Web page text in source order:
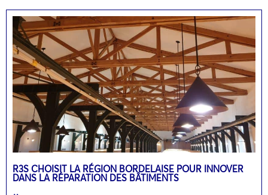
R3S CHOISIT LA RÉGION BORDELAISE POUR INNOVER
DANS LA RÉPARATION DES BÂTIMENTS